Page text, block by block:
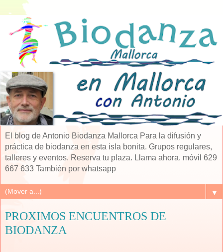
El blog de Antonio Biodanza Mallorca Para la difusión y
práctica de biodanza en esta isla bonita. Grupos regulares,
talleres y eventos. Reserva tu plaza. Llama ahora. móvil 629
667 633 También por whatsapp
▼
PROXIMOS ENCUENTROS DE
BIODANZA